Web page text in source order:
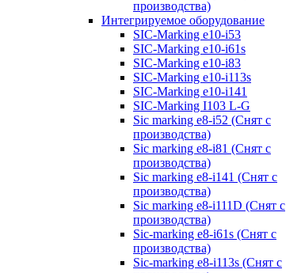
производства)
Интегрируемое оборудование
SIC-Marking e10-i53
SIC-Marking e10-i61s
SIC-Marking e10-i83
SIC-Marking e10-i113s
SIC-Marking e10-i141
SIC-Marking I103 L-G
Sic marking e8-i52 (Снят с
производства)
Sic marking e8-i81 (Снят с
производства)
Sic marking e8-i141 (Снят с
производства)
Sic marking e8-i111D (Снят с
производства)
Sic-marking e8-i61s (Снят с
производства)
Sic-marking e8-i113s (Снят с